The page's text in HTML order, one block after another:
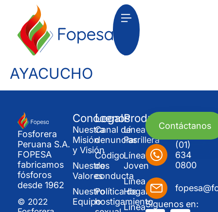
AYACUCHO
Fosforera
Peruana S.A.
FOPESA
fabricamos
fósforos
desde 1962
© 2022
Conócenos
Nuestra
Misión
y Visión
Nuestros
Valores
Nuestro
Equipo
Legal
Canal de
denuncias
Código
de
conducta
Política de
hostigamiento
Productos
Línea
Parrillera
Línea
Joven
Línea
Hogar
Línea
Contáctanos
(01)
634
0800
Síguenos en: